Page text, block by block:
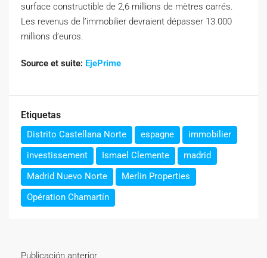
surface constructible de 2,6 millions de mètres carrés.
Les revenus de l’immobilier devraient dépasser 13.000
millions d’euros.
Source et suite: EjePrime
Etiquetas
Distrito Castellana Norte espagne
immobilier
investissement
Ismael Clemente
madrid
Madrid Nuevo Norte
Merlin Properties
Opération Chamartín
Publicación anterior